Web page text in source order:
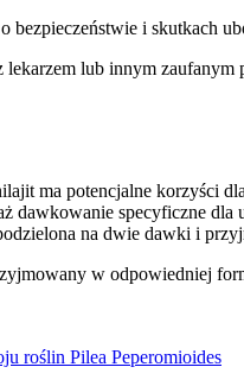
i skutkach
lub innym
ma potencjalne korzyści
dawkowanie specyficzne dla
na dwie dawki i
w odpowiedniej
roślin Pilea Peperomioides